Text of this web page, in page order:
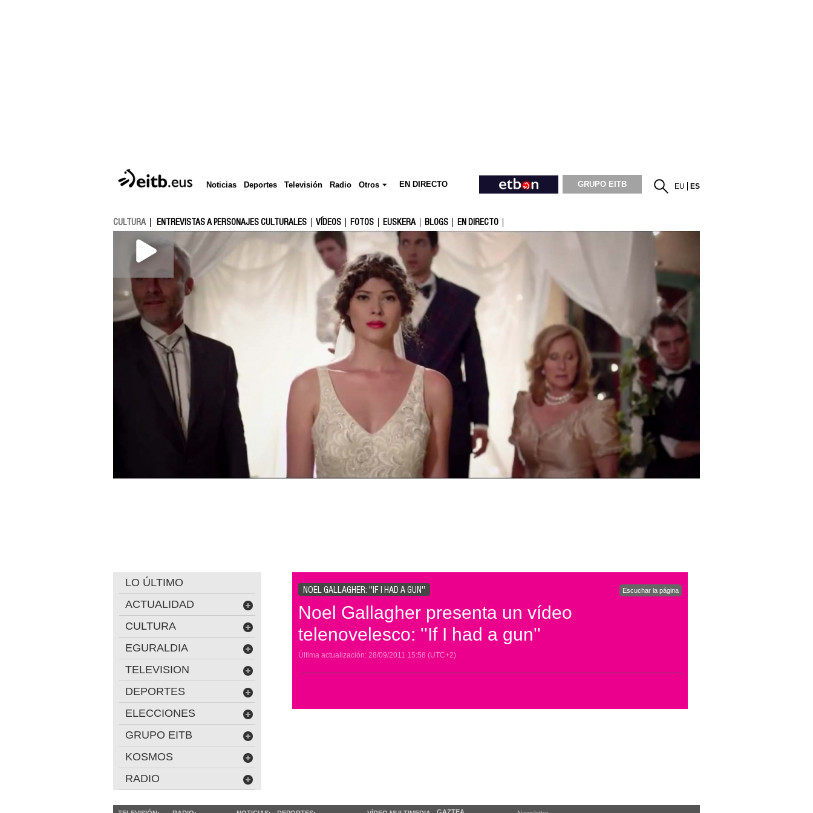
Noticias Deportes Televisión Radio Otros EN DIRECTO GRUPO EITB EU ES
CULTURA ENTREVISTAS A PERSONAJES CULTURALES VÍDEOS FOTOS EUSKERA BLOGS EN DIRECTO
NOEL GALLAGHER: ''IF I HAD A GUN'' Escuchar la página
Noel Gallagher presenta un vídeo
telenovelesco: ''If I had a gun''
Última actualización: 28/09/2011 15:58 (UTC+2)
LO ÚLTIMO
ACTUALIDAD
CULTURA
EGURALDIA
TELEVISION
DEPORTES
ELECCIONES
GRUPO EITB
KOSMOS
RADIO